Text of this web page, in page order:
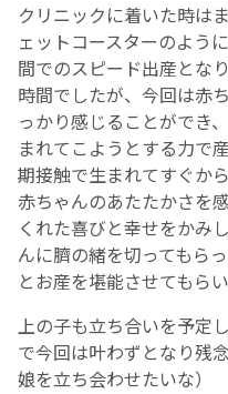
クリニックに着いた時は
ェットコースターのよう
間でのスピード出産とな
時間でしたが、今回は赤
っかり感じることができ
まれてこようとする力で
期接触で生まれてすぐか
赤ちゃんのあたたかさを
くれた喜びと幸せをかみ
んに臍の緒を切ってもら
とお産を堪能させてもらい
上の子も立ち合いを予定
で今回は叶わずとなり残
娘を立ち会わせたいな）